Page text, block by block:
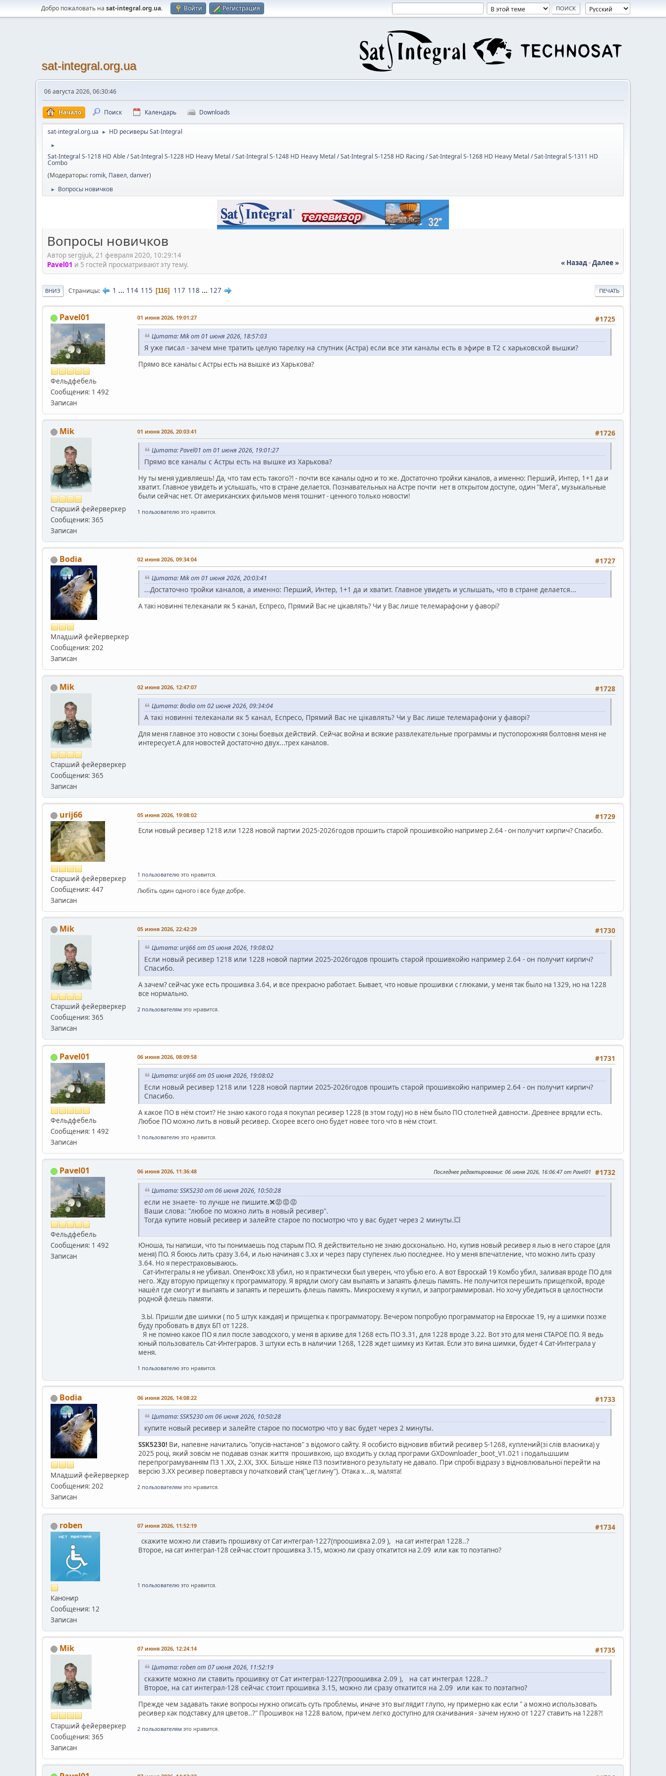
Добро пожаловать на sat-integral.org.ua. Войти Регистрация
sat-integral.org.ua
06 августа 2026, 06:30:46
Начало Поиск Календарь Downloads
sat-integral.org.ua ► HD ресиверы Sat-Integral
►
Sat-Integral S-1218 HD Able / Sat-Integral S-1228 HD Heavy Metal / Sat-Integral S-1248 HD Heavy Metal / Sat-Integral S-1258 HD Racing / Sat-Integral S-1268 HD Heavy Metal / Sat-Integral S-1311 HD
Combo
(Модераторы: romik, Павел,danver)
► Вопросы новичков
Вопросы новичков
Автор sergijuk, 21 февраля 2020, 10:29:14
« Назад-Далее »
Pavel01 и 5 гостей просматривают эту тему.
ПЕЧАТЬ
ВНИЗ Страницы 1 ... 114 115 116 117 118 ... 127
Pavel01
Фельдфебель
Сообщения: 1 492
Записан
#1725
01 июня 2026, 19:01:27
Цитата: Mik от 01 июня 2026, 18:57:03
Я уже писал - зачем мне тратить целую тарелку на спутник (Астра) если все эти каналы есть в эфире в Т2 с харьковской вышки?
Прямо все каналы с Астры есть на вышке из Харькова?
Mik
Старший фейерверкер
Сообщения: 365
Записан
#1726
01 июня 2026, 20:03:41
Цитата: Pavel01 от 01 июня 2026, 19:01:27
Прямо все каналы с Астры есть на вышке из Харькова?
Ну ты меня удивляешь! Да, что там есть такого?! - почти все каналы одно и то же. Достаточно тройки каналов, а именно: Перший, Интер, 1+1 да и
хватит. Главное увидеть и услышать, что в стране делается. Познавательных на Астре почти нет в открытом доступе, один "Мега", музыкальные
были сейчас нет. От американских фильмов меня тошнит - ценного только новости!
1 пользователю это нравится.
Bodia
Младший фейерверкер
Сообщения: 202
Записан
#1727
02 июня 2026, 09:34:04
Цитата: Mik от 01 июня 2026, 20:03:41
...Достаточно тройки каналов, а именно: Перший, Интер, 1+1 да и хватит. Главное увидеть и услышать, что в стране делается...
А такі новинні телеканали як 5 канал, Еспресо, Прямий Вас не цікавлять? Чи у Вас лише телемарафони у фаворі?
Mik
Старший фейерверкер
Сообщения: 365
Записан
#1728
02 июня 2026, 12:47:07
Цитата: Bodia от 02 июня 2026, 09:34:04
А такі новинні телеканали як 5 канал, Еспресо, Прямий Вас не цікавлять? Чи у Вас лише телемарафони у фаворі?
Для меня главное это новости с зоны боевых действий. Сейчас война и всякие развлекательные программы и пустопорожняя болтовня меня не
интересует.А для новостей достаточно двух...трех каналов.
urij66
Старший фейерверкер
Сообщения: 447
Записан
#1729
05 июня 2026, 19:08:02
Если новый ресивер 1218 или 1228 новой партии 2025-2026годов прошить старой прошивкойю например 2.64 - он получит кирпич? Спасибо.
1 пользователю это нравится.
Любіть один одного і все буде добре.
Mik
Старший фейерверкер
Сообщения: 365
Записан
#1730
05 июня 2026, 22:42:29
Цитата: urij66 от 05 июня 2026, 19:08:02
Если новый ресивер 1218 или 1228 новой партии 2025-2026годов прошить старой прошивкойю например 2.64 - он получит кирпич?
Спасибо.
А зачем? сейчас уже есть прошивка 3.64, и все прекрасно работает. Бывает, что новые прошивки с глюками, у меня так было на 1329, но на 1228
все нормально.
2 пользователям это нравится.
Pavel01
Фельдфебель
Сообщения: 1 492
Записан
#1731
06 июня 2026, 08:09:58
Цитата: urij66 от 05 июня 2026, 19:08:02
Если новый ресивер 1218 или 1228 новой партии 2025-2026годов прошить старой прошивкойю например 2.64 - он получит кирпич?
Спасибо.
А какое ПО в нём стоит? Не знаю какого года я покупал ресивер 1228 (в этом году) но в нём было ПО столетней давности. Древнее врядли есть.
Любое ПО можно лить в новый ресивер. Скорее всего оно будет новее того что в нём стоит.
1 пользователю это нравится.
Pavel01
Фельдфебель
Сообщения: 1 492
Записан
#1732
06 июня 2026, 11:36:48 Последнее редактирование: 06 июня 2026, 16:06:47 от Pavel01
Цитата: SSK5230 от 06 июня 2026, 10:50:28
если не знаете- то лучше не пишите.❌😡😡😡
Ваши слова: "любое по можно лить в новый ресивер".
Тогда купите новый ресивер и залейте старое по посмотрю что у вас будет через 2 минуты.💥
Юноша, ты напиши, что ты понимаешь под старым ПО. Я действительно не знаю досконально. Но, купив новый ресивер я лью в него старое (для
меня) ПО. Я боюсь лить сразу 3.64, и лью начиная с 3.хх и через пару ступенек лью последнее. Но у меня впечатление, что можно лить сразу
3.64. Но я перестраховываюсь.
Сат-Интегралы я не убивал. ОпенФокс Х8 убил, но я практически был уверен, что убью его. А вот Евроскай 19 Комбо убил, заливая вроде ПО для
него. Жду вторую прищепку к программатору. Я врядли смогу сам выпаять и запаять флешь память. Не получится перешить прищепкой, вроде
нашёл где смогут и выпаять и запаять и перешить флешь память. Микросхему я купил, и запрограммировал. Но хочу убедиться в целостности
родной флешь памяти.
З.Ы. Пришли две шимки ( по 5 штук каждая) и прищепка к программатору. Вечером попробую программатор на Евроскае 19, ну а шимки позже
буду пробовать в двух БП от 1228.
Я не помню какое ПО я лил после заводского, у меня в архиве для 1268 есть ПО 3.31, для 1228 вроде 3.22. Вот это для меня СТАРОЕ ПО. Я ведь
юный пользователь Сат-Интеграров. 3 штуки есть в наличии 1268, 1228 ждет шимку из Китая. Если это вина шимки, будет 4 Сат-Интеграла у
меня.
1 пользователю это нравится.
Bodia
Младший фейерверкер
Сообщения: 202
Записан
#1733
06 июня 2026, 14:08:22
Цитата: SSK5230 от 06 июня 2026, 10:50:28
купите новый ресивер и залейте старое по посмотрю что у вас будет через 2 минуты.
SSK5230! Ви, напевне начитались "опусів-настанов" з відомого сайту. Я особисто відновив вбитий ресивер S-1268, куплений(зі слів власника) у
2025 році, який зовсім не подавав ознак життя прошивкою, що входить у склад програми GXDownloader_boot_V1.021 і подальшшим
перепрограмуванням ПЗ 1.ХХ, 2.ХХ, 3ХХ. Більше ніяке ПЗ позитивного результату не давало. При спробі відразу з відновлювальної перейти на
версію 3.ХХ ресивер повертався у початковий стан("цеглину"). Отака х...я, малята!
2 пользователям это нравится.
roben
Канонир
Сообщения: 12
Записан
#1734
07 июня 2026, 11:52:19
скажите можно ли ставить прошивку от Сат интеграл-1227(проошивка 2.09 ), на сат интеграл 1228..?
Второе, на сат интеграл-128 сейчас стоит прошивка 3.15, можно ли сразу откатится на 2.09 или как то поэтапно?
1 пользователю это нравится.
Mik
Старший фейерверкер
Сообщения: 365
Записан
#1735
07 июня 2026, 12:24:14
Цитата: roben от 07 июня 2026, 11:52:19
скажите можно ли ставить прошивку от Сат интеграл-1227(проошивка 2.09 ), на сат интеграл 1228..?
Второе, на сат интеграл-128 сейчас стоит прошивка 3.15, можно ли сразу откатится на 2.09 или как то поэтапно?
Прежде чем задавать такие вопросы нужно описать суть проблемы, иначе это выглядит глупо, ну примерно как если " а можно использовать
ресивер как подставку для цветов..?" Прошивок на 1228 валом, причем легко доступно для скачивания - зачем нужно от 1227 ставить на 1228?!
2 пользователям это нравится.